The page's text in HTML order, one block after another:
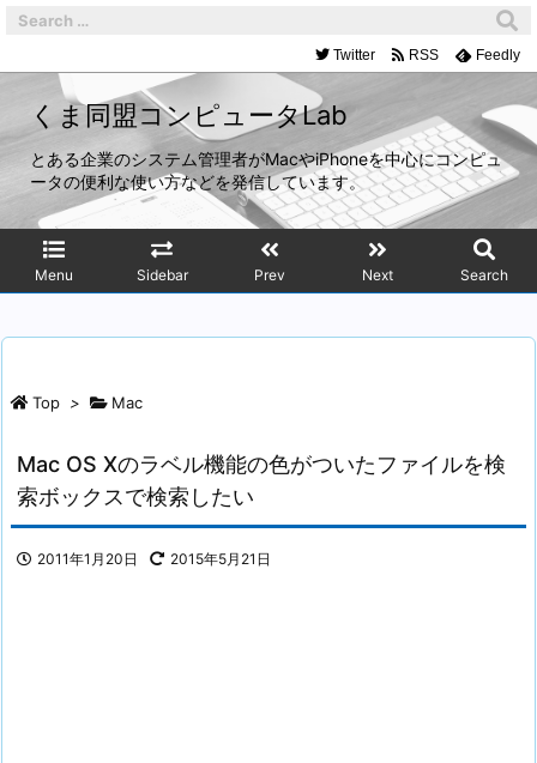
くま同盟コンピュータLab
とある企業のシステム管理者がMacやiPhoneを中心にコンピュ
ータの便利な使い方などを発信しています。
Menu Sidebar Prev Next Search
Twitter RSS Feedly
Top > Mac
Mac OS Xのラベル機能の色がついたファイルを検
索ボックスで検索したい
2011年1月20日 2015年5月21日